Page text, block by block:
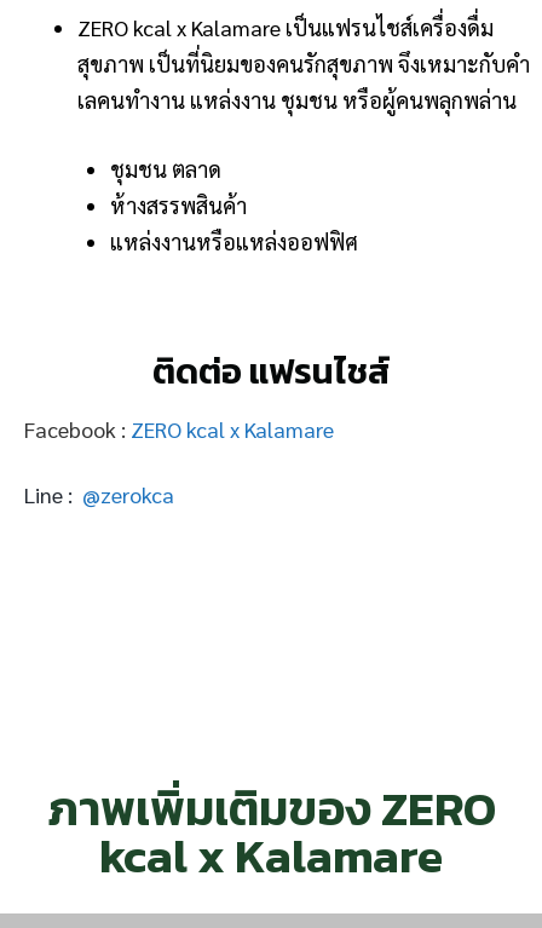
ZERO kcal x Kalamare เป็นแฟรนไชส์เครื่องดื่ม
สุขภาพ เป็นที่นิยมของคนรักสุขภาพ จึงเหมาะกับคำ
เลคนทำงาน แหล่งงาน ชุมชน หรือผู้คนพลุกพล่าน
ชุมชน ตลาด
ห้างสรรพสินค้า
แหล่งงานหรือแหล่งออฟฟิศ
ติดต่อ แฟรนไชส์
Facebook : ZERO kcal x Kalamare
Line : @zerokca
ภาพเพิ่มเติมของ ZERO
kcal x Kalamare